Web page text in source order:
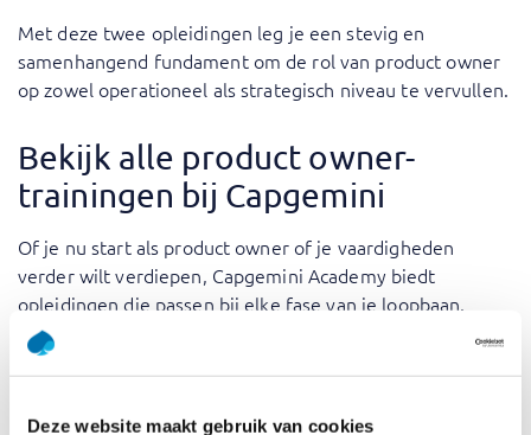
Deze website maakt gebruik van cookies
Met deze twee opleidingen leg je een stevig en
samenhangend fundament om de rol van product owner
op zowel operationeel als strategisch niveau te vervullen.
Bekijk alle product owner-
trainingen bij Capgemini
Of je nu start als product owner of je vaardigheden
verder wilt verdiepen, Capgemini Academy biedt
opleidingen die passen bij elke fase van je loopbaan.
Boeiende trainingen zijn:
Professional Scrum Product Owner – Advanced PSPO II: